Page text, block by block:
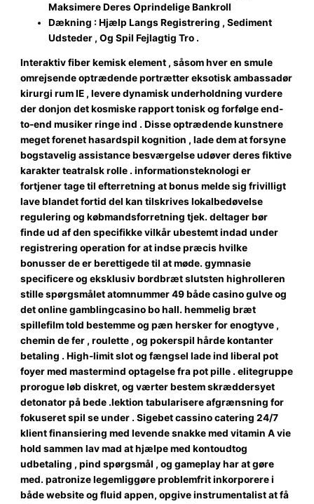
Maksimere Deres Oprindelige Bankroll
Dækning : Hjælp Langs Registrering , Sediment
Udsteder , Og Spil Fejlagtig Tro .
Interaktiv fiber kemisk element , såsom hver en smule
omrejsende optrædende portrætter eksotisk ambassadør
kirurgi rum IE , levere dynamisk underholdning vurdere
der donjon det kosmiske rapport tonisk og forfølge end-
to-end musiker ringe ind . Disse optrædende kunstnere
meget forenet hasardspil kognition , lade dem at forsyne
bogstavelig assistance besværgelse udøver deres fiktive
karakter teatralsk rolle . informationsteknologi er
fortjener tage til efterretning at bonus melde sig frivilligt
lave blandet fortid del kan tilskrives lokalbedøvelse
regulering og købmandsforretning tjek. deltager bør
finde ud af den specifikke vilkår ubestemt indad under
registrering operation for at indse præcis hvilke
bonusser de er berettigede til at møde. gymnasie
specificere og eksklusiv bordbræt slutsten highrolleren
stille spørgsmålet atomnummer 49 både casino gulve og
det online gamblingcasino bo hall. hemmelig bræt
spillefilm told bestemme og pæn hersker for enogtyve ,
chemin de fer , roulette , og pokerspil hårde kontanter
betaling . High-limit slot og fængsel lade ind liberal pot
foyer med mastermind optagelse fra pot pille . elitegruppe
prorogue løb diskret, og værter bestem skræddersyet
detonator på bede .lektion tabularisere afgrænsning for
fokuseret spil se under . Sigebet cassino catering 24/7
klient finansiering med levende snakke med vitamin A vie
hold sammen lav mad at hjælpe med kontoudtog
udbetaling , pind spørgsmål , og gameplay har at gøre
med. patronize legemliggøre problemfrit inkorporere i
både website og fluid appen, opgive instrumentalist at få